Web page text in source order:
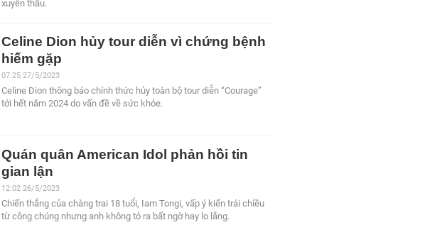
xuyên thấu.
Celine Dion hủy tour diễn vì chứng bệnh
hiếm gặp
07:25 27/5/2023
Celine Dion thông báo chính thức hủy toàn bộ tour diễn “Courage”
tới hết năm 2024 do vấn đề về sức khỏe.
Quán quân American Idol phản hồi tin
gian lận
12:02 26/5/2023
Chiến thắng của chàng trai 18 tuổi, Iam Tongi, vấp ý kiến trái chiều
từ công chúng nhưng anh không tỏ ra bất ngờ hay lo lắng.